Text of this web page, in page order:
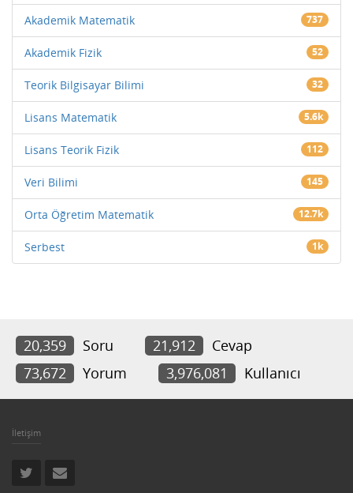
Akademik Matematik 737
Akademik Fizik 52
Teorik Bilgisayar Bilimi 32
Lisans Matematik 5.6k
Lisans Teorik Fizik 112
Veri Bilimi 145
Orta Öğretim Matematik 12.7k
Serbest 1k
20,359 Soru 21,912
Cevap
73,672
Yorum 3,976,081 Kullanıcı
İletişim